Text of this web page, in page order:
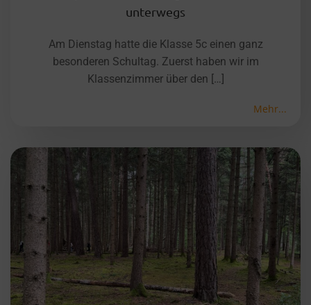
unterwegs
Am Dienstag hatte die Klasse 5c einen ganz
besonderen Schultag. Zuerst haben wir im
Klassenzimmer über den […]
Mehr...